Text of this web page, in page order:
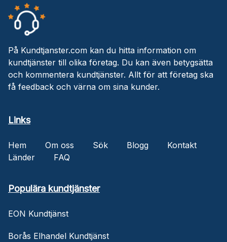
På Kundtjanster.com kan du hitta information om
kundtjänster till olika företag. Du kan även betygsätta
och kommentera kundtjänster. Allt för att företag ska
få feedback och värna om sina kunder.
Links
Hem Om oss Sök Blogg
Kontakt
Länder
FAQ
Populära kundtjänster
EON Kundtjänst
Borås Elhandel Kundtjänst